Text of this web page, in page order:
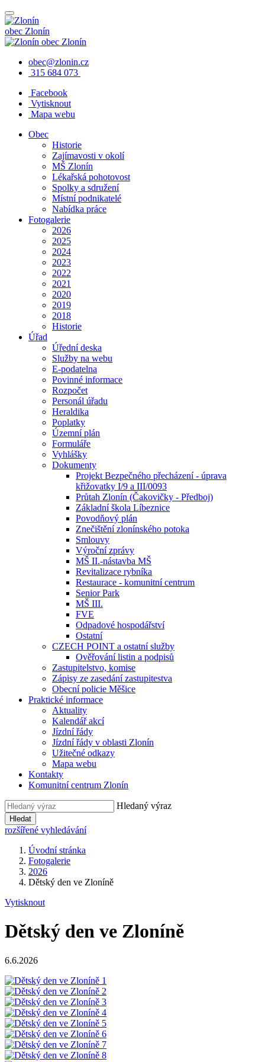
obec Zlonín
obec Zlonín
obec@zlonin.cz
315 684 073
Facebook
Vytisknout
Mapa webu
Obec
Historie
Zajímavosti v okolí
MŠ Zlonín
Lékařská pohotovost
Spolky a sdružení
Místní podnikatelé
Nabídka práce
Fotogalerie
2026
2025
2024
2023
2022
2021
2020
2019
2018
Historie
Úřad
Úřední deska
Služby na webu
E-podatelna
Povinné informace
Rozpočet
Personál úřadu
Heraldika
Poplatky
Územní plán
Formuláře
Vyhlášky
Dokumenty
Projekt Bezpečného přecházení - úprava
křižovatky I/9 a III/0093
Průtah Zlonín (Čakovičky - Předboj)
Základní škola Líbeznice
Povodňový plán
Znečištění zlonínského potoka
Smlouvy
Výroční zprávy
MŠ II.-nástavba MŠ
Revitalizace rybníka
Restaurace - komunitní centrum
Senior Park
MŠ III.
FVE
Odpadové hospodářství
Ostatní
CZECH POINT a ostatní služby
Ověřování listin a podpisů
Zastupitelstvo, komise
Zápisy ze zasedání zastupitestva
Obecní policie Měšice
Praktické informace
Aktuality
Kalendář akcí
Jízdní řády
Jízdní řády v oblasti Zlonín
Užitečné odkazy
Mapa webu
Kontakty
Komunitní centrum Zlonín
Hledaný výraz
Hledat
rozšířené vyhledávání
Úvodní stránka
Fotogalerie
2026
Dětský den ve Zloníně
Vytisknout
Dětský den ve Zloníně
6.6.2026